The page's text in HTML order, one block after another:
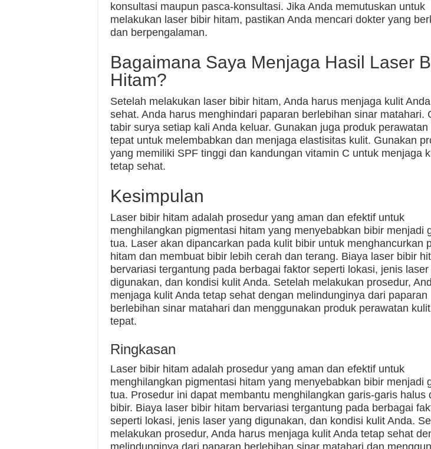
konsultasi maupun pasca-konsultasi. Jika Anda memutuskan untuk
melakukan laser bibir hitam, pastikan Anda mencari dokter yang
dan berpengalaman.
Bagaimana Saya Menjaga Hasil Laser
Hitam?
Setelah melakukan laser bibir hitam, Anda harus menjaga kulit
sehat. Anda harus menghindari paparan berlebihan sinar matahari.
tabir surya setiap kali Anda keluar. Gunakan juga produk perawatan
tepat untuk melembabkan dan menjaga elastisitas kulit. Gunakan
yang memiliki SPF tinggi dan kandungan vitamin C untuk menjaga
tetap sehat.
Kesimpulan
Laser bibir hitam adalah prosedur yang aman dan efektif untuk
menghilangkan pigmentasi hitam yang menyebabkan bibir menjadi
tua. Laser akan dipancarkan pada kulit bibir untuk menghancurkan
hitam dan membuat bibir lebih cerah dan terang. Biaya laser bibir
bervariasi tergantung pada berbagai faktor seperti lokasi, jenis laser
digunakan, dan kondisi kulit Anda. Setelah melakukan prosedur,
menjaga kulit Anda tetap sehat dengan melindunginya dari paparan
berlebihan sinar matahari dan menggunakan produk perawatan
tepat.
Ringkasan
Laser bibir hitam adalah prosedur yang aman dan efektif untuk
menghilangkan pigmentasi hitam yang menyebabkan bibir menjadi
tua. Prosedur ini dapat membantu menghilangkan garis-garis halus
bibir. Biaya laser bibir hitam bervariasi tergantung pada berbagai
seperti lokasi, jenis laser yang digunakan, dan kondisi kulit Anda.
melakukan prosedur, Anda harus menjaga kulit Anda tetap sehat
melindunginya dari paparan berlebihan sinar matahari dan